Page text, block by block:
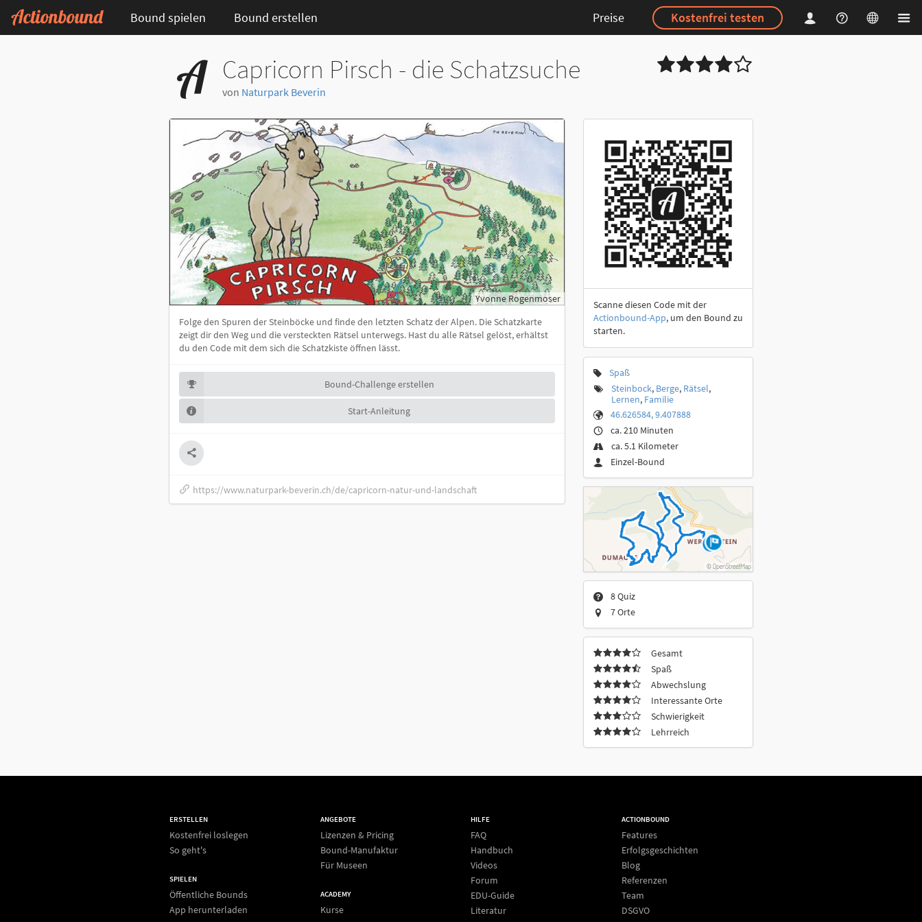
Bound spielen Bound erstellen Preise Kostenfrei testen
Capricorn Pirsch - die Schatzsuche
von Naturpark Beverin
Yvonne Rogenmoser
Folge den Spuren der Steinböcke und finde den letzten Schatz der Alpen. Die Schatzkarte
zeigt dir den Weg und die versteckten Rätsel unterwegs. Hast du alle Rätsel gelöst, erhältst
du den Code mit dem sich die Schatzkiste öffnen lässt.
Bound-Challenge erstellen
Start-Anleitung
https://www.naturpark-beverin.ch/de/capricorn-natur-und-landschaft
Scanne diesen Code mit der
Actionbound-App, um den Bound zu
starten.
Spaß
Steinbock, Berge, Rätsel,
Lernen, Familie
46.626584, 9.407888
ca. 210 Minuten
ca. 5.1 Kilometer
Einzel-Bound
8 Quiz
7 Orte
Gesamt
Spaß
Abwechslung
Interessante Orte
Schwierigkeit
Lehrreich
ERSTELLEN
Kostenfrei loslegen
So geht's
SPIELEN
Öffentliche Bounds
App herunterladen
ANGEBOTE
Lizenzen & Pricing
Bound-Manufaktur
Für Museen
ACADEMY
Kurse
HILFE
FAQ
Handbuch
Videos
Forum
EDU-Guide
Literatur
ACTIONBOUND
Features
Erfolgsgeschichten
Blog
Referenzen
Team
DSGVO